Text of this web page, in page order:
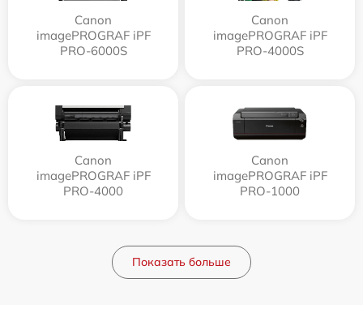
Canon
imagePROGRAF iPF
PRO-6000S
Canon
imagePROGRAF iPF
PRO-4000S
Canon
imagePROGRAF iPF
PRO-4000
Canon
imagePROGRAF iPF
PRO-1000
Показать больше